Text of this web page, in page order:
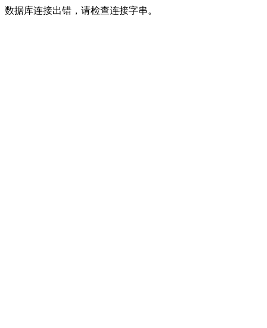
数据库连接出错，请检查连接字串。